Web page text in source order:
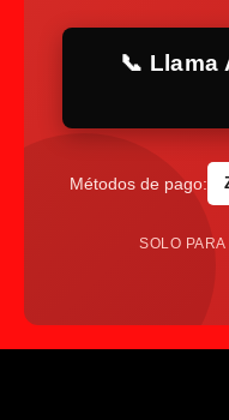
📞 Llama
Métodos de pago:
SOLO